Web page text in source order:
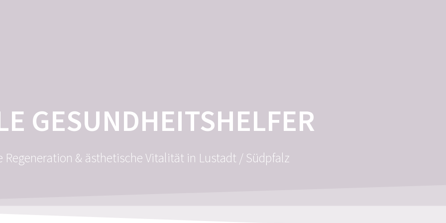
GESUNDHEITSHELFER
Regeneration & ästhetische Vitalität in Lustadt / Südpfalz